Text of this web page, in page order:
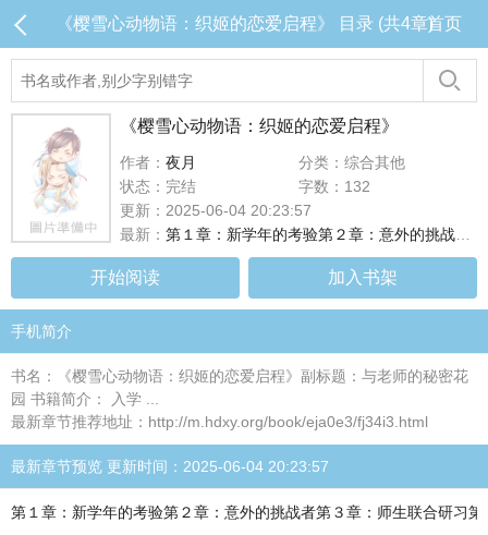
《樱雪心动物语：织姬的恋爱启程》 目录 (共4章)首页
《樱雪心动物语：织姬的恋爱启程》
作者： 夜月
分类：综合其他
状态：完结
字数：132
更新：2025-06-04 20:23:57
最新： 第１章：新学年的考验第２章：意外的挑战者第３章：师生联合研习第４章：挑战与成长的考验第５章：影响力的延续第６章：家庭与事业的平衡第７章：国际教学交流第８章：心动再起的回忆展第９章：教育之路的永续经营第
开始阅读 加入书架
手机简介
书名：《樱雪心动物语：织姬的恋爱启程》副标题：与老师的秘密花
园 书籍简介： 入学 ...
最新章节推荐地址：http://m.hdxy.org/book/eja0e3/fj34i3.html
最新章节预览 更新时间：2025-06-04 20:23:57
第１章：新学年的考验第２章：意外的挑战者第３章：师生联合研习